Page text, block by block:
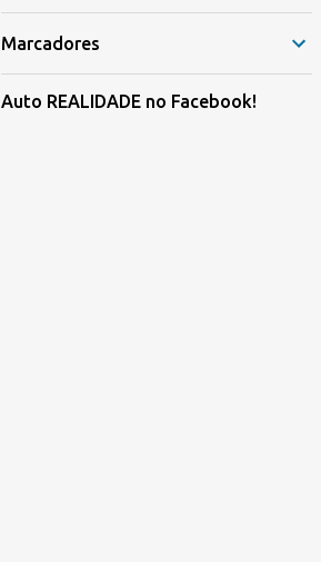
Marcadores
Auto REALIDADE no Facebook!